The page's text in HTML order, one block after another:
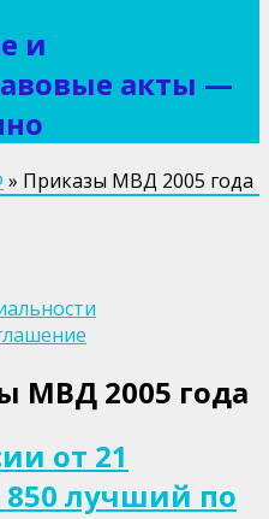
и
акты —
» Приказы МВД 2005 года
МВД 2005 года
от 21
850 лучший по